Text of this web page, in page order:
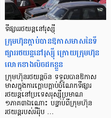
ទីផ្សាររថយន្តនៅរុស្ស៊ី
ក្រុមហ៊ុនក្ដាប់បានឱកាសមាសនៃទី
ផ្សាររថយន្តនៅរុស្ស៊ី ក្រោយក្រុមហ៊ុន
លោកខាងលិចដកខ្លួន
ក្រុមហ៊ុនរថយន្តចិន ទទួលបានឱកាស
មាសក្នុងការក្តោបក្តាប់ចំណែកទីផ្សារ
រថយន្តនៅប្រទេសរុស្ស៊ីប្រមាណ
១ភាគ៣ឯណោះ បន្ទាប់ពីក្រុមហ៊ុន
រថយន្តរបស់អឺរ៉ុប …